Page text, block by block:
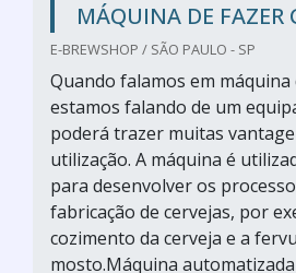
MÁQUINA DE FAZER
E-BREWSHOP / SÃO PAULO - SP
Quando falamos em máquina
estamos falando de um
poderá trazer muitas
utilização. A máquina é
para desenvolver os
fabricação de cervejas, por
cozimento da cerveja e a
mosto.Máquina